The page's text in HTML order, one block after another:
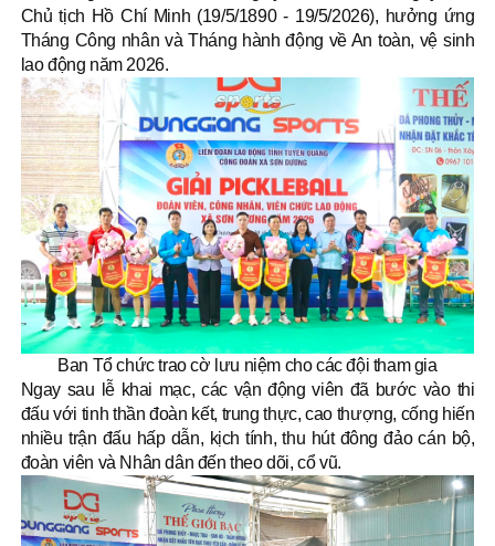
Chủ tịch Hồ Chí Minh (19/5/1890 - 19/5/2026), hưởng ứng
Tháng Công nhân và Tháng hành động về An toàn, vệ sinh
lao động năm 2026.
Ban Tổ chức trao cờ lưu niệm cho các đội tham gia
Ngay sau lễ khai mạc, các vận động viên đã bước vào thi
đấu với tinh thần đoàn kết, trung thực, cao thượng, cống hiến
nhiều trận đấu hấp dẫn, kịch tính, thu hút đông đảo cán bộ,
đoàn viên và Nhân dân đến theo dõi, cổ vũ.